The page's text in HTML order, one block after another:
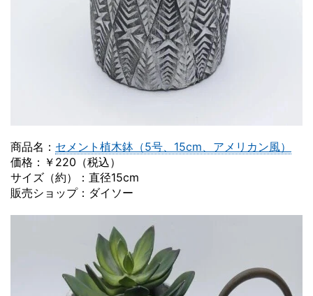
商品名： セメント植木鉢（5号、15cm、アメリカン風）
価格：￥220（税込）
サイズ（約）：直径15cm
販売ショップ：ダイソー